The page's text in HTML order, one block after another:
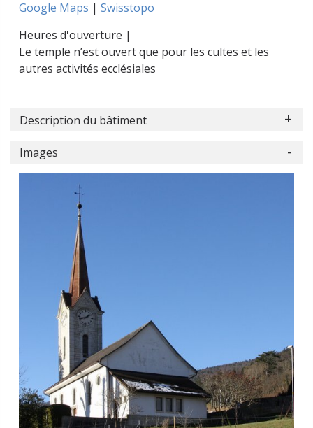
Google Maps | Swisstopo
Heures d'ouverture |
Le temple n’est ouvert que pour les cultes et les
autres activités ecclésiales
Description du bâtiment
Images